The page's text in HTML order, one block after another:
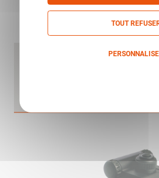
VISEUR 9000SC 2MOA NOIR
TOUT